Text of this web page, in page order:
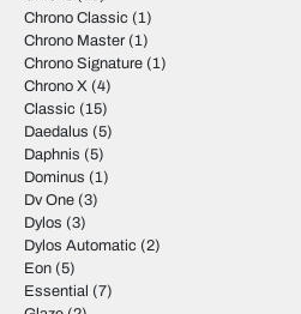
Chrono Classic (1)
Chrono Master (1)
Chrono Signature (1)
Chrono X (4)
Classic (15)
Daedalus (5)
Daphnis (5)
Dominus (1)
Dv One (3)
Dylos (3)
Dylos Automatic (2)
Eon (5)
Essential (7)